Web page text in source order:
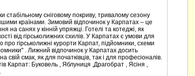
стабільному сніговому покриву, тривалому сезону
країнами. Зимовий відпочинок у Карпатах – це
на санях у кінній упряжці. Готелі та котеджі, як
від гірськолижних схилів. У Карпатах є умови для
гірськолижні курорти Карпат, підйомники, схеми
. Лижний відпочинок у Карпатах досить
смак, як для початківців, так і для професіоналів.
Карпат: Буковель , Яблуниця ,Драгобрат , Ясіня ,